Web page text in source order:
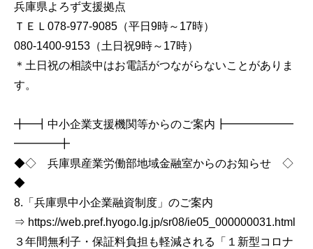
兵庫県よろず支援拠点
ＴＥＬ078‐977-9085（平日9時～17時）
080-1400-9153（土日祝9時～17時）
＊土日祝の相談中はお電話がつながらないことがありま
す。
╋━┫中小企業支援機関等からのご案内┣━━━━━━
━━━━╋
◆◇ 兵庫県産業労働部地域金融室からのお知らせ ◇
◆
8.「兵庫県中小企業融資制度」のご案内
⇒ https://web.pref.hyogo.lg.jp/sr08/ie05_000000031.html
３年間無利子・保証料負担も軽減される「１新型コロナ